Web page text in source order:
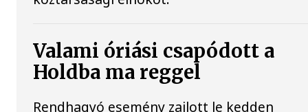
Valami óriási csapódott a
Holdba ma reggel
Rendhagyó esemény zajlott le kedden